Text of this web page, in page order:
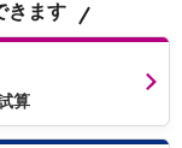
きます
算